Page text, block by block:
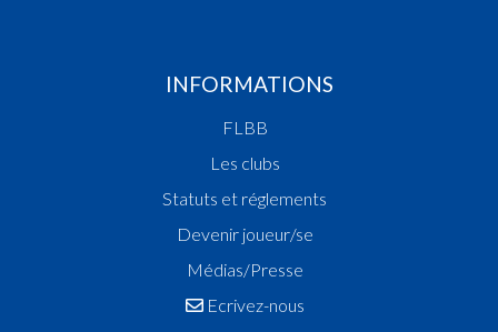
INFORMATIONS
FLBB
Les clubs
Statuts et réglements
Devenir joueur/se
Médias/Presse
Ecrivez-nous